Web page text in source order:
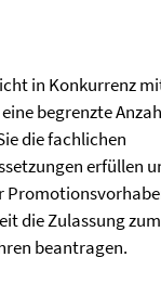
in Konkurrenz
begrenzte
die fachlichen
erfüllen
die Zulassung zum
beantragen.